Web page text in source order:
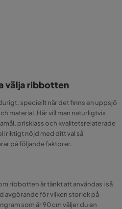
välja ribbotten
speciellt när det finns en uppsjö
material. Här vill man naturligtvis
prisklass och kvalitetsrelaterade
riktigt nöjd med ditt val så
på följande faktorer.
ribbotten är tänkt att användas i så
avgörande för vilken storlek på
som är 90 cm väljer du en